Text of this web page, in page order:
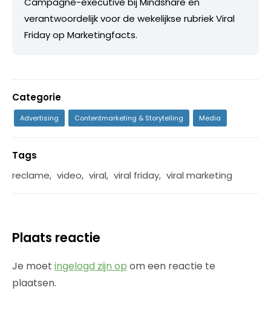
verantwoordelijk voor de wekelijkse rubriek Viral
Friday op Marketingfacts.
Categorie
Advertising Contentmarketing & Storytelling Media
Tags
reclame, video, viral, viral friday, viral marketing
Plaats reactie
Je moet ingelogd zijn op om een reactie te
plaatsen.